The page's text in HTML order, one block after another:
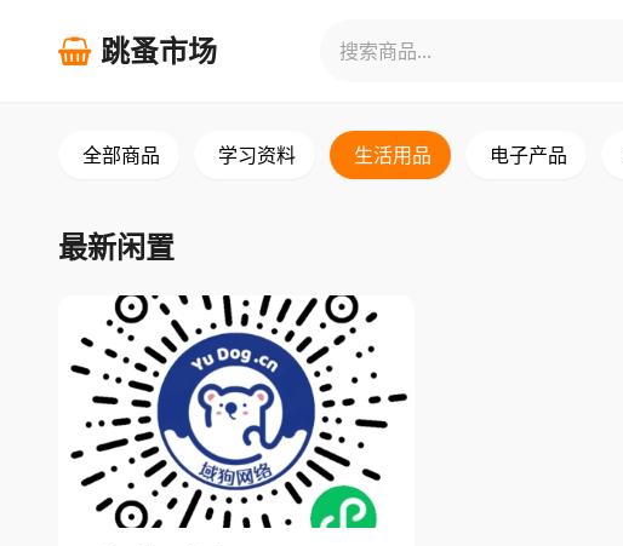
跳蚤市场
全部商品 学习资料 生活用品 电子产品
最新闲置